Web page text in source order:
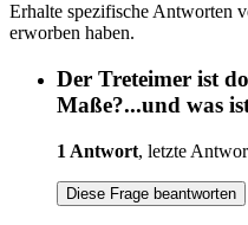
Erhalte spezifische Antworten
erworben haben.
Der Treteimer ist
Maße?...und was
1 Antwort, letzte
Diese Frage beantworten